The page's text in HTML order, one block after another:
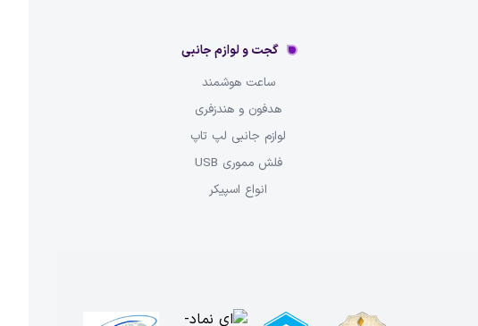
گجت و لوازم جانبی
ساعت هوشمند
هدفون و هندزفری
لوازم جانبی لپ تاپ
فلش مموری USB
انواع اسپیکر